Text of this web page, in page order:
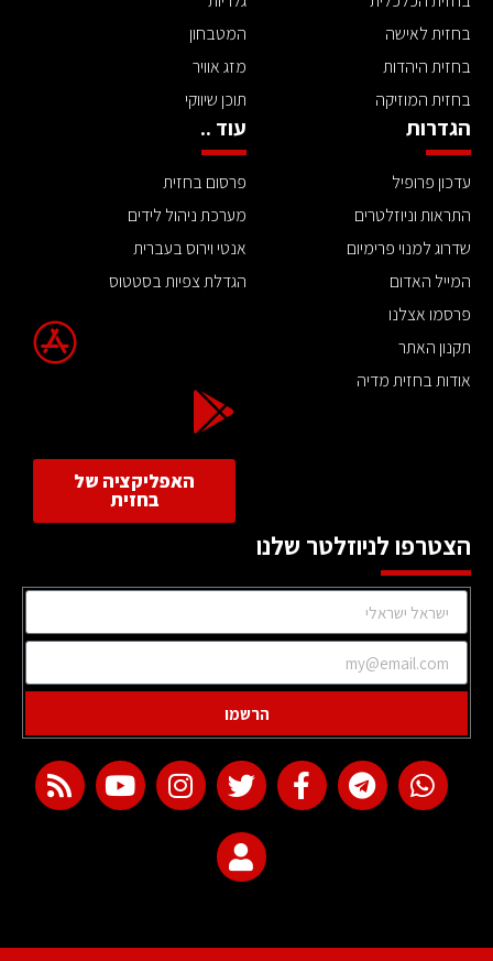
בחזית לאישה
בחזית היהדות
בחזית המוזיקה
המטבחון
מזג אוויר
תוכן שיווקי
הגדרות
עדכון פרופיל
התראות וניוזלטרים
שדרוג למנוי פרימיום
המייל האדום
פרסמו אצלנו
תקנון האתר
אודות בחזית מדיה
עוד ..
פרסום בחזית
מערכת ניהול לידים
אנטי וירוס בעברית
הגדלת צפיות בסטטוס
האפליקציה של
בחזית
הצטרפו לניוזלטר שלנו
הרשמו